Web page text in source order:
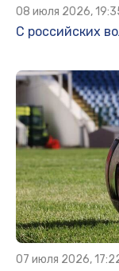
08 июля 2026,
С российских
07 июля 2026,